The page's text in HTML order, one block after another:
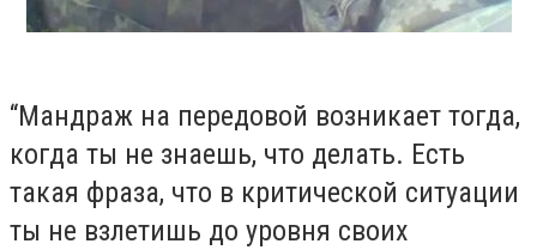
“Мандраж на передовой возникает тогда,
когда ты не знаешь, что делать. Есть
такая фраза, что в критической ситуации
ты не взлетишь до уровня своих